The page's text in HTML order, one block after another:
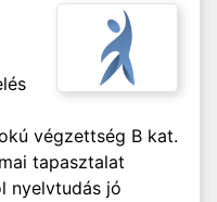
végzettség B kat.
tapasztalat
nyelvtudás jó